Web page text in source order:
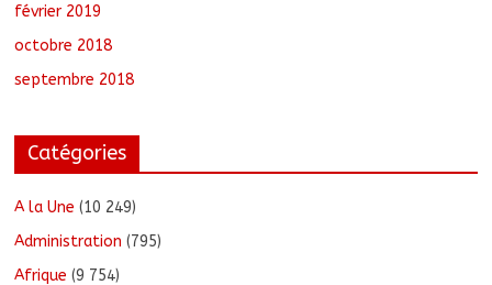
février 2019
octobre 2018
septembre 2018
Catégories
A la Une (10 249)
Administration (795)
Afrique (9 754)